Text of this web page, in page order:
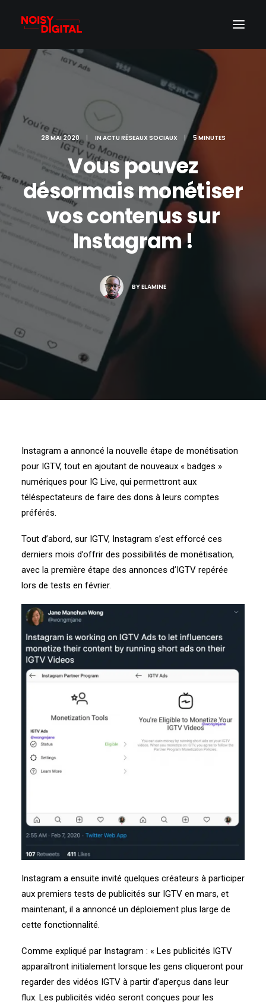
28 MAI 2020 | IN ACTU RÉSEAUX SOCIAUX | 5 MINUTES
Vous pouvez
désormais monétiser
vos contenus sur
Instagram !
BYELAMINE
Instagram a annoncé la nouvelle étape de monétisation
pour IGTV, tout en ajoutant de nouveaux « badges »
numériques pour IG Live, qui permettront aux
téléspectateurs de faire des dons à leurs comptes
préférés.
Tout d’abord, sur IGTV, Instagram s’est efforcé ces
derniers mois d’offrir des possibilités de monétisation,
avec la première étape des annonces d’IGTV repérée
lors de tests en février.
Instagram a ensuite invité quelques créateurs à participer
aux premiers tests de publicités sur IGTV en mars, et
maintenant, il a annoncé un déploiement plus large de
cette fonctionnalité.
Comme expliqué par Instagram : « Les publicités IGTV
apparaîtront initialement lorsque les gens cliqueront pour
regarder des vidéos IGTV à partir d’aperçus dans leur
flux. Les publicités vidéo seront conçues pour les